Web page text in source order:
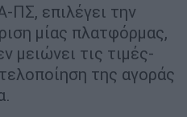
ΠΣ, επιλέγει την
μίας πλατφόρμας,
μειώνει τις τιμές-
της αγοράς